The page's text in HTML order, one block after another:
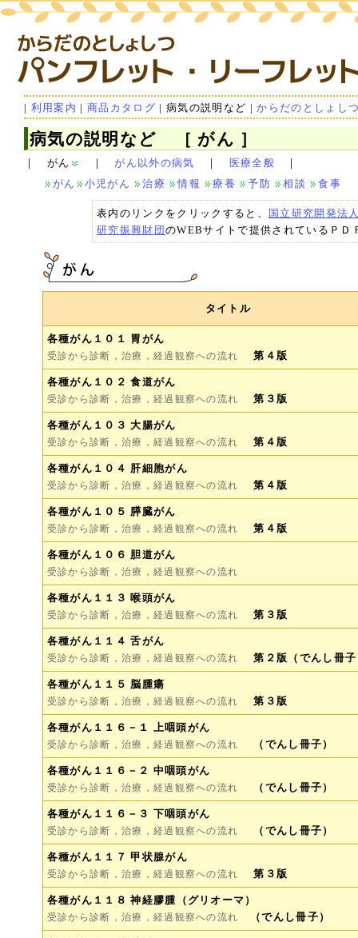
| 利用案内 |商品カタログ | 病気の説明など |からだのとしょし
病気の説明など ［ がん ］
｜ がん ｜がん以外の病気 ｜ 医療全般 ｜
がん
小児がん 治療 情報 療養 予防 相談 食事
表内のリンクをクリックすると、
国立研究開発法
研究振興財団 のWEBサイトで提供されているＰＤ
タイトル
各種がん１０１ 胃がん
受診から診断，治療，経過観察への流れ 第４版
各種がん１０２ 食道がん
受診から診断，治療，経過観察への流れ 第３版
各種がん１０３ 大腸がん
受診から診断，治療，経過観察への流れ 第４版
各種がん１０４ 肝細胞がん
受診から診断，治療，経過観察への流れ 第４版
各種がん１０５ 膵臓がん
受診から診断，治療，経過観察への流れ 第４版
各種がん１０６ 胆道がん
受診から診断，治療，経過観察への流れ
各種がん１１３ 喉頭がん
受診から診断，治療，経過観察への流れ 第３版
各種がん１１４ 舌がん
受診から診断，治療，経過観察への流れ 第２版（でんし冊子
各種がん１１５ 脳腫瘍
受診から診断，治療，経過観察への流れ 第３版
各種がん１１６－１ 上咽頭がん
受診から診断，治療，経過観察への流れ （でんし冊子）
各種がん１１６－２ 中咽頭がん
受診から診断，治療，経過観察への流れ （でんし冊子）
各種がん１１６－３ 下咽頭がん
受診から診断，治療，経過観察への流れ （でんし冊子）
各種がん１１７ 甲状腺がん
受診から診断，治療，経過観察への流れ 第３版
各種がん１１８ 神経膠腫（グリオーマ）
受診から診断，治療，経過観察への流れ （でんし冊子）